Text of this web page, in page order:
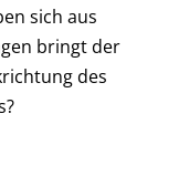
sich aus
bringt der
des